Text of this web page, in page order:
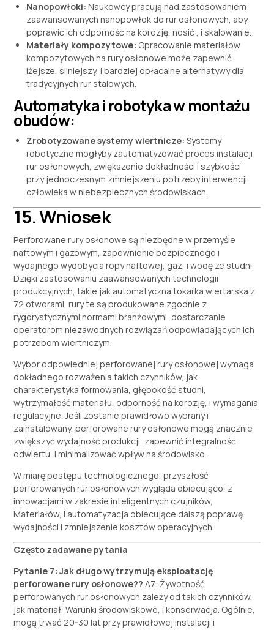
Nanopowłoki: Naukowcy pracują nad zastosowaniem
zaawansowanych nanopowłok do rur osłonowych, aby
poprawić ich odporność na korozję, nosić , i skalowanie.
Materiały kompozytowe: Opracowanie materiałów
kompozytowych na rury osłonowe może zapewnić
lżejsze, silniejszy, i bardziej opłacalne alternatywy dla
tradycyjnych rur stalowych.
Automatyka i robotyka w montażu
obudów:
Zrobotyzowane systemy wiertnicze: Systemy
robotyczne mogłyby zautomatyzować proces instalacji
rur osłonowych, zwiększenie dokładności i szybkości
przy jednoczesnym zmniejszeniu potrzeby interwencji
człowieka w niebezpiecznych środowiskach.
15. Wniosek
Perforowane rury osłonowe są niezbędne w przemyśle
naftowym i gazowym, zapewnienie bezpiecznego i
wydajnego wydobycia ropy naftowej, gaz, i wodę ze studni.
Dzięki zastosowaniu zaawansowanych technologii
produkcyjnych, takie jak automatyczna tokarka wiertarska z
72 otworami, rury te są produkowane zgodnie z
rygorystycznymi normami branżowymi, dostarczanie
operatorom niezawodnych rozwiązań odpowiadających ich
potrzebom wiertniczym.
Wybór odpowiedniej perforowanej rury osłonowej wymaga
dokładnego rozważenia takich czynników, jak
charakterystyka formowania, głębokość studni,
wytrzymałość materiału, odporność na korozję, i wymagania
regulacyjne. Jeśli zostanie prawidłowo wybrany i
zainstalowany, perforowane rury osłonowe mogą znacznie
zwiększyć wydajność produkcji, zapewnić integralność
odwiertu, i minimalizować wpływ na środowisko.
W miarę postępu technologicznego, przyszłość
perforowanych rur osłonowych wygląda obiecująco, z
innowacjami w zakresie inteligentnych czujników,
Materiałów, i automatyzacja obiecujące dalszą poprawę
wydajności i zmniejszenie kosztów operacyjnych.
Często zadawane pytania
Pytanie 7: Jak długo wytrzymują eksploatację
perforowane rury osłonowe?? A7: Żywotność
perforowanych rur osłonowych zależy od takich czynników,
jak materiał, Warunki środowiskowe, i konserwacja. Ogólnie,
mogą trwać 20-30 lat przy prawidłowej instalacji i